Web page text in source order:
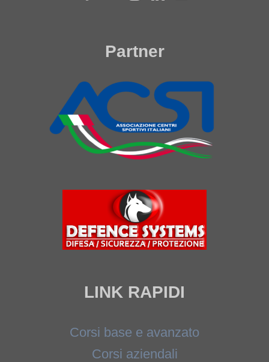
Partner
LINK RAPIDI
Corsi base e avanzato
Corsi aziendali